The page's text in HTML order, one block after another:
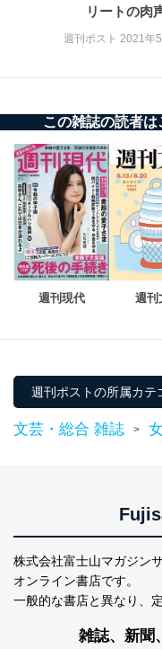
リートの肉
週刊ポスト 2021年
この雑誌の読者は
週刊現代 週刊
週刊ポストの所属カテ
文芸・総合 雑誌 >
株式会社富士山マガジン
オンライン書店です。
一般的な書店と異なり、
雑誌、新聞